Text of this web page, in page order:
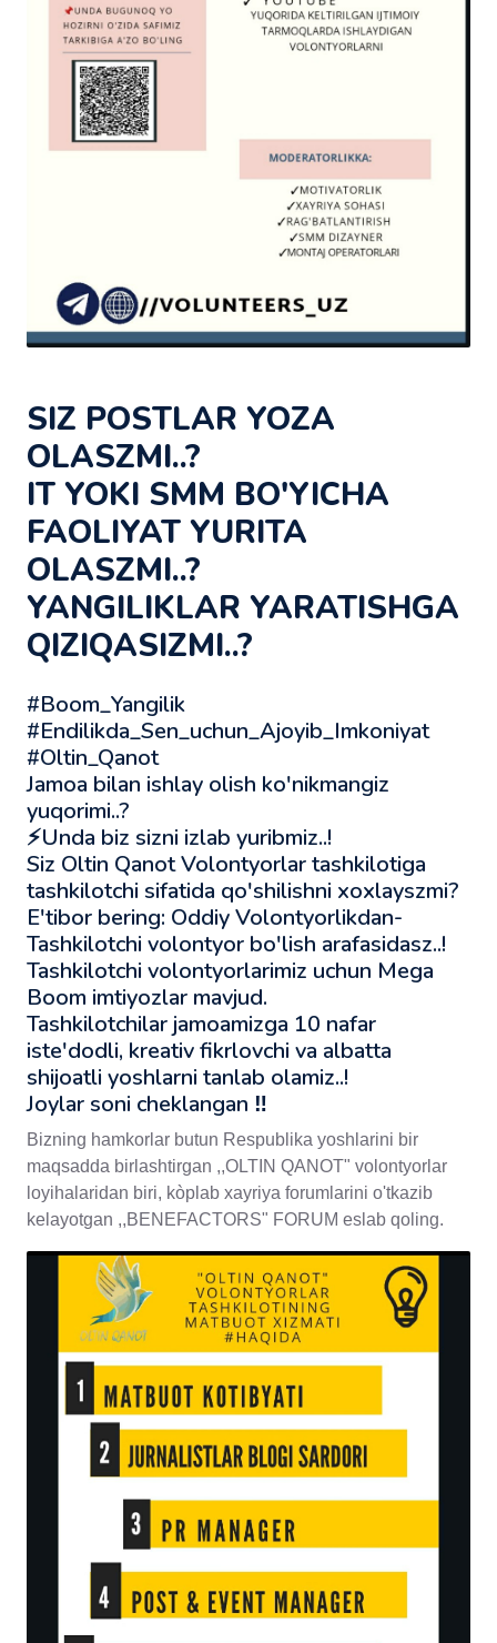
SIZ POSTLAR YOZA
OLASZMI..?
IT YOKI SMM BO'YICHA
FAOLIYAT YURITA
OLASZMI..?
YANGILIKLAR YARATISHGA
QIZIQASIZMI..?
#Boom_Yangilik
#Endilikda_Sen_uchun_Ajoyib_Imkoniyat
#Oltin_Qanot
Jamoa bilan ishlay olish ko'nikmangiz
yuqorimi..?
⚡️Unda biz sizni izlab yuribmiz..!
Siz Oltin Qanot Volontyorlar tashkilotiga
tashkilotchi sifatida qo'shilishni xoxlayszmi?
E'tibor bering: Oddiy Volontyorlikdan-
Tashkilotchi volontyor bo'lish arafasidasz..!
Tashkilotchi volontyorlarimiz uchun Mega
Boom imtiyozlar mavjud.
Tashkilotchilar jamoamizga 10 nafar
iste'dodli, kreativ fikrlovchi va albatta
shijoatli yoshlarni tanlab olamiz..!
Joylar soni cheklangan ‼️
Bizning hamkorlar butun Respublika yoshlarini bir
maqsadda birlashtirgan ,,OLTIN QANOT" volontyorlar
loyihalaridan biri, kòplab xayriya forumlarini o'tkazib
kelayotgan ,,BENEFACTORS" FORUM eslab qoling.